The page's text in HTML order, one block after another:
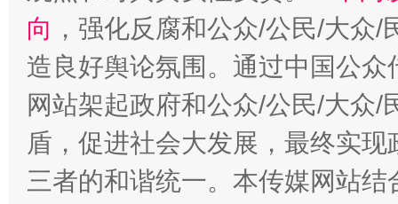
向 ，强化反腐和公众/公民/大众
造良好舆论氛围。通过中国公
网站架起政府和公众/公民/大众
盾，促进社会大发展，最终实
三者的和谐统一。本传媒网站